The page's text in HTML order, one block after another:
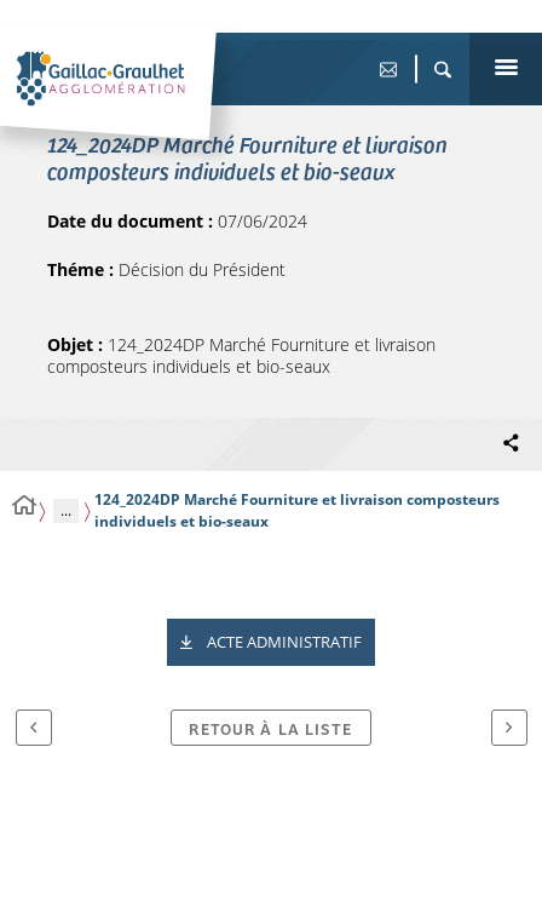
124_2024DP Marché Fourniture et livraison
composteurs individuels et bio-seaux
Date du document : 07/06/2024
Théme : Décision du Président
Objet : 124_2024DP Marché Fourniture et livraison
composteurs individuels et bio-seaux
...
124_2024DP Marché Fourniture et livraison composteurs
individuels et bio-seaux
ACTE ADMINISTRATIF
RETOUR À LA LISTE